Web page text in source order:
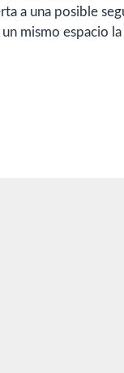
a una posible
mismo espacio